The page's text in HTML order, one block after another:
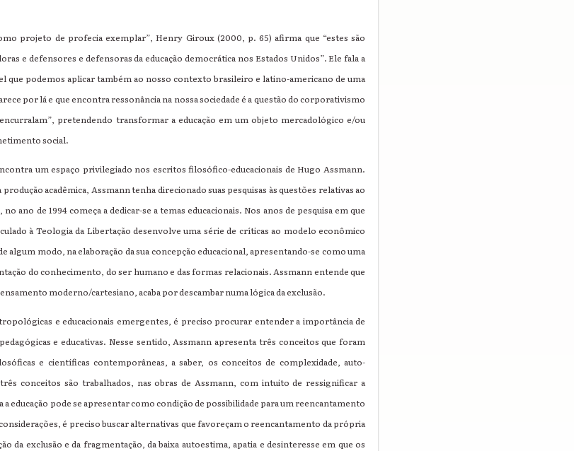
projeto de profecia exemplar”, Henry Giroux (2000, p. 65) afirma que “estes são
e defensores e defensoras da educação democrática nos Estados Unidos”. Ele fala a
que podemos aplicar também ao nosso contexto brasileiro e latino-americano de uma
por lá e que encontra ressonância na nossa sociedade é a questão do corporativismo
pretendendo transformar a educação em um objeto mercadológico e/ou
social.
um espaço privilegiado nos escritos filosófico-educacionais de Hugo Assmann.
acadêmica, Assmann tenha direcionado suas pesquisas às questões relativas ao
ano de 1994 começa a dedicar-se a temas educacionais. Nos anos de pesquisa em que
à Teologia da Libertação desenvolve uma série de críticas ao modelo econômico
algum modo, na elaboração da sua concepção educacional, apresentando-se como uma
do conhecimento, do ser humano e das formas relacionais. Assmann entende que
moderno/cartesiano, acaba por descambar numa lógica da exclusão.
e educacionais emergentes, é preciso procurar entender a importância de
e educativas. Nesse sentido, Assmann apresenta três conceitos que foram
e científicas contemporâneas, a saber, os conceitos de complexidade, auto-
conceitos são trabalhados, nas obras de Assmann, com intuito de ressignificar a
a educação pode se apresentar como condição de possibilidade para um reencantamento
é preciso buscar alternativas que favoreçam o reencantamento da própria
da exclusão e da fragmentação, da baixa autoestima, apatia e desinteresse em que os